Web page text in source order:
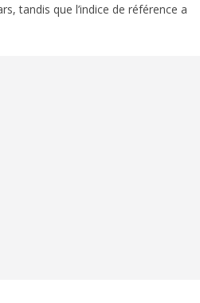
tandis que l’indice de référence a